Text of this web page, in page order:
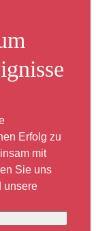
Erfolg zu
mit
Sie uns
unsere